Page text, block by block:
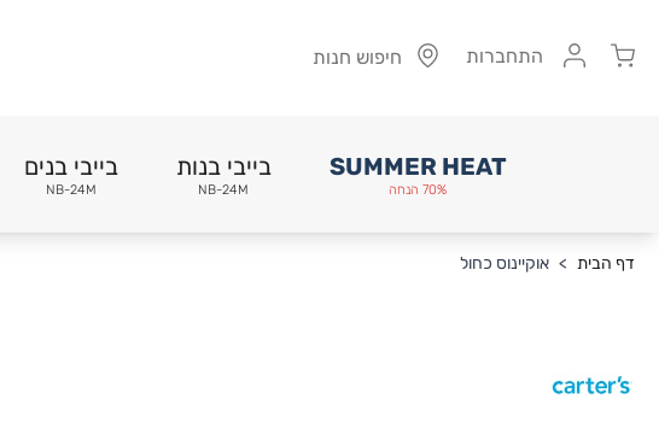
Cart התחברות חיפוש חנות
SUMMER HEAT
70% הנחה
בייבי בנות
NB-24M
בייבי בנים
NB-24M
דף הבית > אוקיינוס כחול